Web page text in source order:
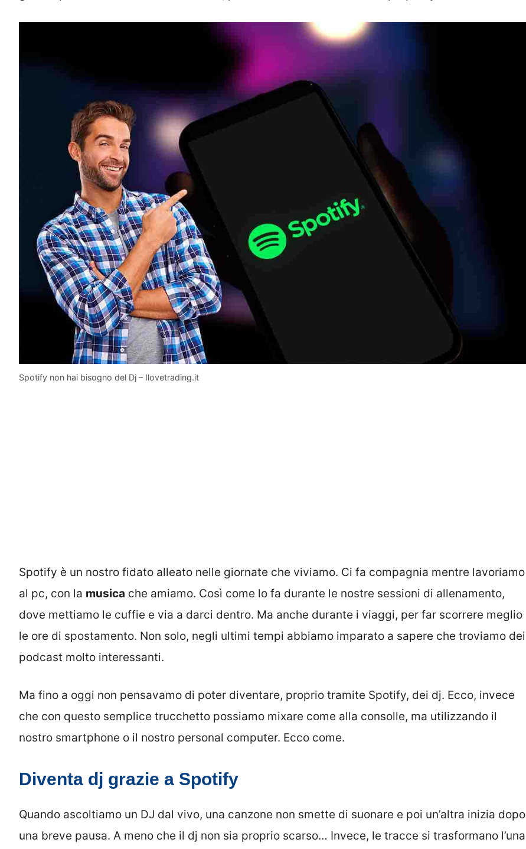
Spotify non hai bisogno del Dj – Ilovetrading.it
Spotify è un nostro fidato alleato nelle giornate che viviamo. Ci fa compagnia mentre lavoriamo
al pc, con la musica che amiamo. Così come lo fa durante le nostre sessioni di allenamento,
dove mettiamo le cuffie e via a darci dentro. Ma anche durante i viaggi, per far scorrere meglio
le ore di spostamento. Non solo, negli ultimi tempi abbiamo imparato a sapere che troviamo dei
podcast molto interessanti.
Ma fino a oggi non pensavamo di poter diventare, proprio tramite Spotify, dei dj. Ecco, invece
che con questo semplice trucchetto possiamo mixare come alla consolle, ma utilizzando il
nostro smartphone o il nostro personal computer. Ecco come.
Diventa dj grazie a Spotify
Quando ascoltiamo un DJ dal vivo, una canzone non smette di suonare e poi un’altra inizia dopo
una breve pausa. A meno che il dj non sia proprio scarso… Invece, le tracce si trasformano l’una